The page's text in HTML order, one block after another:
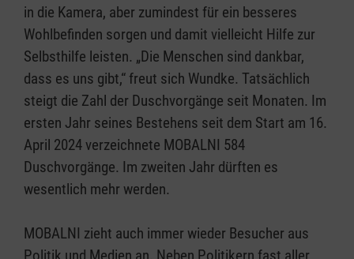
in die Kamera, aber zumindest für ein besseres
Wohlbefinden sorgen und damit vielleicht Hilfe zur
Selbsthilfe leisten. „Die Menschen sind dankbar,
dass es uns gibt,“ freut sich Wundke. Tatsächlich
steigt die Zahl der Duschvorgänge seit Monaten. Im
ersten Jahr seines Bestehens seit dem Start am 16.
April 2024 verzeichnete MOBALNI 584
Duschvorgänge. Im zweiten Jahr dürften es
wesentlich mehr werden.
MOBALNI zieht auch immer wieder Besucher aus
Politik und Medien an. Neben Politikern fast aller